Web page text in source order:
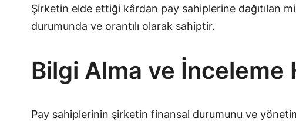
Şirketin elde ettiği kârdan pay sahiplerine dağıtılan
durumunda ve orantılı olarak sahiptir.
Bilgi Alma ve İnceleme
Pay sahiplerinin şirketin finansal durumunu ve